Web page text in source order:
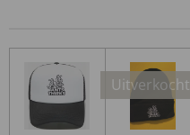
Uitverkocht